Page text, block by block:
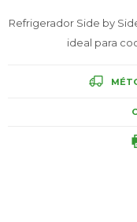
Refrigerador Side by
ideal para